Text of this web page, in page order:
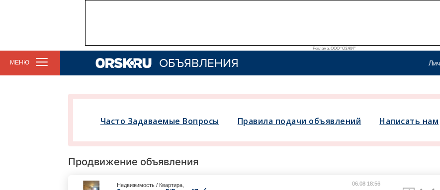
Реклама. ООО "ОЗЖИ"
МЕНЮ ОБЪЯВЛЕНИЯ
Часто Задаваемые Вопросы Правила подачи объявлений Написать нам
Продвижение объявления
Недвижимость / Квартира, 06.08 18:56